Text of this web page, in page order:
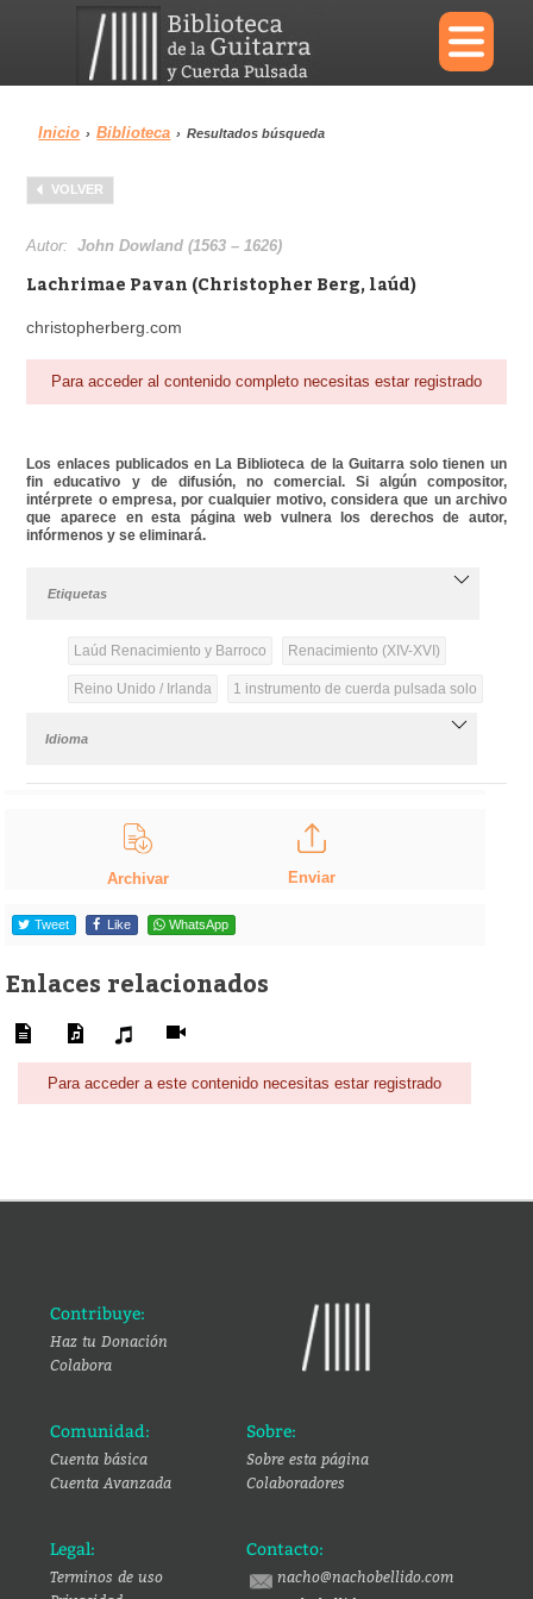
×
Menu
Biblioteca
Área personal Reproductor
Inicio › Biblioteca › Resultados búsqueda
VOLVER
Autor:John Dowland (1563 – 1626)
Lachrimae Pavan (Christopher Berg, laúd)
christopherberg.com
Para acceder al contenido completo necesitas estar registrado
Los enlaces publicados en La Biblioteca de la Guitarra solo tienen un
fin educativo y de difusión, no comercial. Si algún compositor,
intérprete o empresa, por cualquier motivo, considera que un archivo
que aparece en esta página web vulnera los derechos de autor,
infórmenos y se eliminará.
Etiquetas
Laúd Renacimiento y Barroco Renacimiento (XIV-XVI)
Reino Unido / Irlanda 1 instrumento de cuerda pulsada solo
Idioma
Archivar Enviar
Tweet Like WhatsApp
Enlaces relacionados
Para acceder a este contenido necesitas estar registrado
Contribuye:
Haz tu Donación
Colabora
Comunidad:
Cuenta básica
Cuenta Avanzada
Sobre:
Sobre esta página
Colaboradores
Legal:
Terminos de uso
Contacto:
nacho@nachobellido.com